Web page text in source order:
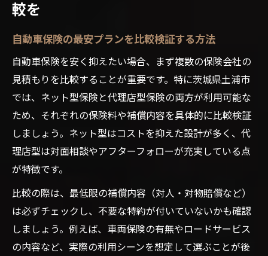
較を
自動車保険の最安プランを比較検証する方法
自動車保険を安く抑えたい場合、まず複数の保険会社の
見積もりを比較することが重要です。特に茨城県土浦市
では、ネット型保険と代理店型保険の両方が利用可能な
ため、それぞれの保険料や補償内容を具体的に比較検証
しましょう。ネット型はコストを抑えた設計が多く、代
理店型は対面相談やアフターフォローが充実している点
が特徴です。
比較の際は、最低限の補償内容（対人・対物賠償など）
は必ずチェックし、不要な特約が付いていないかも確認
しましょう。例えば、車両保険の有無やロードサービス
の内容など、実際の利用シーンを想定して選ぶことが後